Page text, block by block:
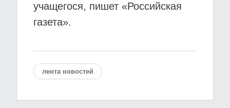
учащегося, пишет «Российская
газета».
лента новостей